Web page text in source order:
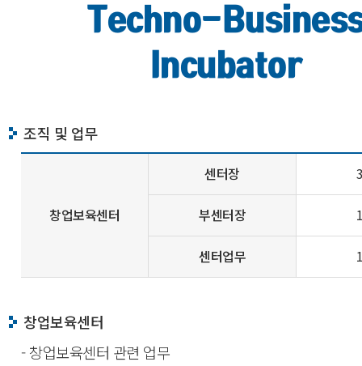
Techno-
Incubator
조직 및 업무
창업보육센터
센터장
부센터장
센터업무
창업보육센터
- 창업보육센터 관련 업무